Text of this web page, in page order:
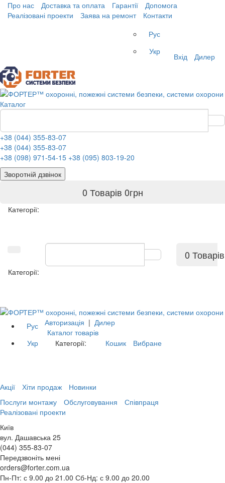
Про нас Доставка та оплата Гарантії
Допомога
Реалізовані проекти
Заява на ремонт
Контакти
Рус
Укр
Вхід Дилер
Каталог
+38 (044) 355-83-07
+38 (044) 355-83-07
+38 (098) 971-54-15 +38 (095) 803-19-20
Зворотній дзвінок
0 Товарів 0грн
Категорії:
0 Товарів
Категорії:
Рус
Укр
Авторизація | Дилер
Каталог товарів
Категорії:
Кошик Вибране
Акції Хіти продаж
Новинки
Послуги монтажу
Обслуговування
Співпраця
Реалізовані проекти
Київ
вул. Дашавська 25
(044) 355-83-07
Передзвоніть мені
orders@forter.com.ua
Пн-Пт: с 9.00 до 21.00 Сб-Нд: с 9.00 до 20.00